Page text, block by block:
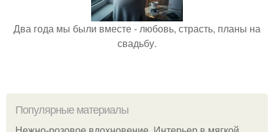
Два года мы были вместе - любовь, страсть, планы на
свадьбу.
Популярные материалы